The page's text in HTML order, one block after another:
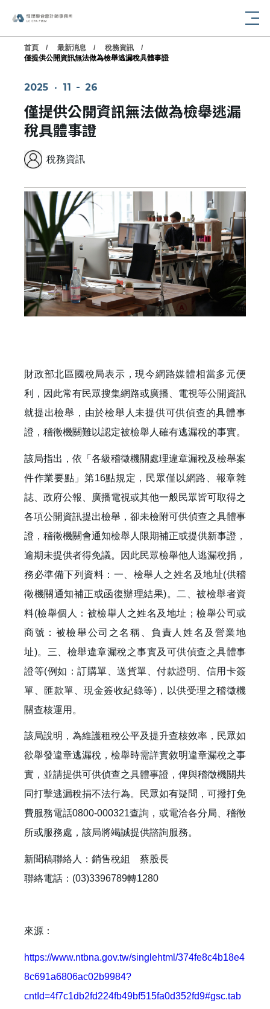
首頁 最新消息
稅務資訊
僅提供公開資訊無法做為檢舉逃漏稅具體事證
2025 ‧ 11 - 26
僅提供公開資訊無法做為檢舉逃漏
稅具體事證
稅務資訊
財政部北區國稅局表示，現今網路媒體相當多元便
利，因此常有民眾搜集網路或廣播、電視等公開資訊
就提出檢舉，由於檢舉人未提供可供偵查的具體事
證，稽徵機關難以認定被檢舉人確有逃漏稅的事實。
該局指出，依「各級稽徵機關處理違章漏稅及檢舉案
件作業要點」第16點規定，民眾僅以網路、報章雜
誌、政府公報、廣播電視或其他一般民眾皆可取得之
各項公開資訊提出檢舉，卻未檢附可供偵查之具體事
證，稽徵機關會通知檢舉人限期補正或提供新事證，
逾期未提供者得免議。因此民眾檢舉他人逃漏稅捐，
務必準備下列資料：一、檢舉人之姓名及地址(供稽
徵機關通知補正或函復辦理結果)。二、被檢舉者資
料(檢舉個人：被檢舉人之姓名及地址；檢舉公司或
商號：被檢舉公司之名稱、負責人姓名及營業地
址)。三、檢舉違章漏稅之事實及可供偵查之具體事
證等(例如：訂購單、送貨單、付款證明、信用卡簽
單、匯款單、現金簽收紀錄等)，以供受理之稽徵機
關查核運用。
該局說明，為維護租稅公平及提升查核效率，民眾如
欲舉發違章逃漏稅，檢舉時需詳實敘明違章漏稅之事
實，並請提供可供偵查之具體事證，俾與稽徵機關共
同打擊逃漏稅捐不法行為。民眾如有疑問，可撥打免
費服務電話0800-000321查詢，或電洽各分局、稽徵
所或服務處，該局將竭誠提供諮詢服務。
新聞稿聯絡人：銷售稅組 蔡股長
聯絡電話：(03)3396789轉1280
來源：
https://www.ntbna.gov.tw/singlehtml/374fe8c4b18e4
8c691a6806ac02b9984?
cntId=4f7c1db2fd224fb49bf515fa0d352fd9#gsc.tab